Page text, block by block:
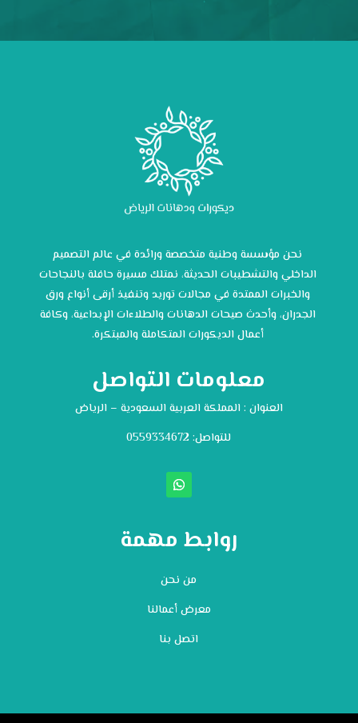
نحن مؤسسة وطنية متخصصة ورائدة في عالم التصميم
الداخلي والتشطيبات الحديثة، نمتلك مسيرة حافلة بالنجاحات
والخبرات الممتدة في مجالات توريد وتنفيذ أرقى أنواع ورق
الجدران، وأحدث صيحات الدهانات والطلاءات الإبداعية، وكافة
أعمال الديكورات المتكاملة والمبتكرة.
معلومات التواصل
العنوان : المملكة العربية السعودية – الرياض
للتواصل: ⁦0559334672
روابط مهمة
من نحن
معرض أعمالنا
اتصل بنا